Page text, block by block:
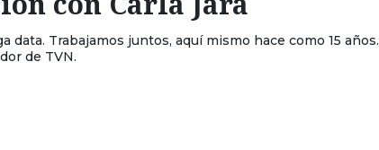
data. Trabajamos juntos, aquí mismo hace como 15 años.
de TVN.